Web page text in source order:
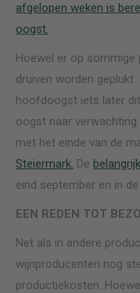
afgelopen weken is
oogst.
Hoewel er op sommige
druiven worden geplukt
hoofdoogst iets later
oogst naar
met het einde van de
Steiermark. De
eind september en in
EEN REDEN TOT
Net als in andere
wijnproducenten nog
productiekosten.